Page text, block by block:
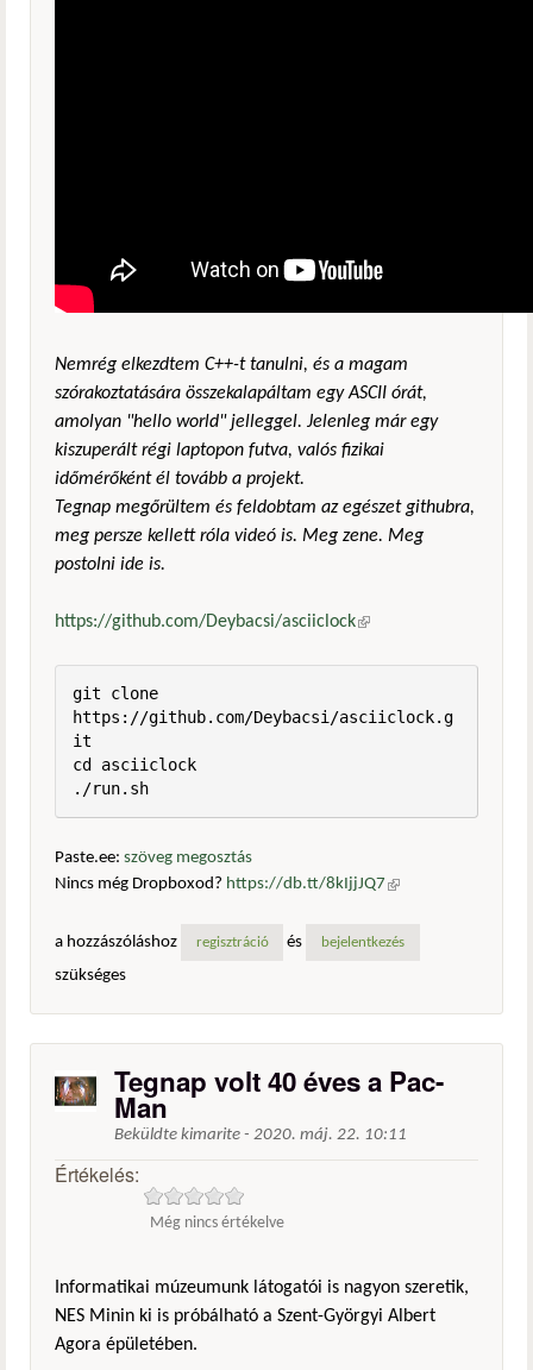
Nemrég elkezdtem C++-t tanulni, és a magam
szórakoztatására összekalapáltam egy ASCII órát,
amolyan "hello world" jelleggel. Jelenleg már egy
kiszuperált régi laptopon futva, valós fizikai
időmérőként él tovább a projekt.
Tegnap megőrültem és feldobtam az egészet githubra,
meg persze kellett róla videó is. Meg zene. Meg
postolni ide is.
https://github.com/Deybacsi/asciiclock(külső hivatkozás)
git clone
https://github.com/Deybacsi/asciiclock.g
it
cd asciiclock
./run.sh
Paste.ee: szöveg megosztás
Nincs még Dropboxod? https://db.tt/8kIjjJQ7 (külső
a hozzászóláshoz
regisztráció és bejelentkezés
szükséges
Tegnap volt 40 éves a Pac-
Man
Beküldte kimarite - 2020. máj. 22. 10:11
Értékelés:
Még nincs értékelve
Informatikai múzeumunk látogatói is nagyon szeretik,
NES Minin ki is próbálható a Szent-Györgyi Albert
Agora épületében.